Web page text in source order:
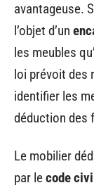
avantageuse.
l’objet d’un
les meubles
loi prévoit des
identifier les
déduction des
Le mobilier
par lecode